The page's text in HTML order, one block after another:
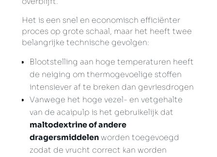
Het is een snel en economisch efficiënter
proces op grote schaal, maar het heeft twee
belangrijke technische gevolgen:
Blootstelling aan hoge temperaturen heeft
de neiging om thermogevoelige stoffen
intensiever af te breken dan gevriesdrogen
Vanwege het hoge vezel- en vetgehalte
van de acaipulp is het gebruikelijk dat
maltodextrine of andere
dragersmiddelenworden toegevoegd
zodat de vrucht correct kan worden